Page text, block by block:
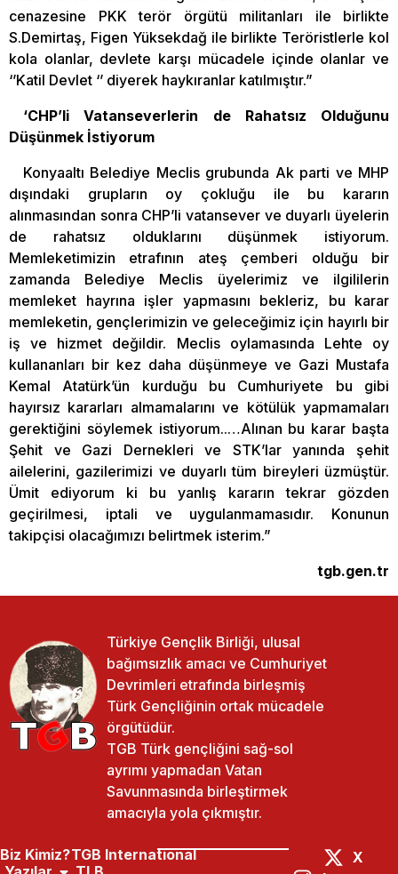
cenazesine PKK terör örgütü militanları ile birlikte
S.Demirtaş, Figen Yüksekdağ ile birlikte Teröristlerle kol
kola olanlar, devlete karşı mücadele içinde olanlar ve
‘’Katil Devlet ‘’ diyerek haykıranlar katılmıştır.”
‘CHP’li Vatanseverlerin de Rahatsız Olduğunu
Düşünmek İstiyorum
Konyaaltı Belediye Meclis grubunda Ak parti ve MHP
dışındaki grupların oy çokluğu ile bu kararın
alınmasından sonra CHP’li vatansever ve duyarlı üyelerin
de rahatsız olduklarını düşünmek istiyorum.
Memleketimizin etrafının ateş çemberi olduğu bir
zamanda Belediye Meclis üyelerimiz ve ilgililerin
memleket hayrına işler yapmasını bekleriz, bu karar
memleketin, gençlerimizin ve geleceğimiz için hayırlı bir
iş ve hizmet değildir. Meclis oylamasında Lehte oy
kullananları bir kez daha düşünmeye ve Gazi Mustafa
Kemal Atatürk’ün kurduğu bu Cumhuriyete bu gibi
hayırsız kararları almamalarını ve kötülük yapmamaları
gerektiğini söylemek istiyorum..…Alınan bu karar başta
Şehit ve Gazi Dernekleri ve STK’lar yanında şehit
ailelerini, gazilerimizi ve duyarlı tüm bireyleri üzmüştür.
Ümit ediyorum ki bu yanlış kararın tekrar gözden
geçirilmesi, iptali ve uygulanmamasıdır. Konunun
takipçisi olacağımızı belirtmek isterim.”
tgb.gen.tr
Türkiye Gençlik Birliği, ulusal
bağımsızlık amacı ve Cumhuriyet
Devrimleri etrafında birleşmiş
Türk Gençliğinin ortak mücadele
örgütüdür.
TGB Türk gençliğini sağ-sol
ayrımı yapmadan Vatan
Savunmasında birleştirmek
amacıyla yola çıkmıştır.
Biz Kimiz?TGB International
X